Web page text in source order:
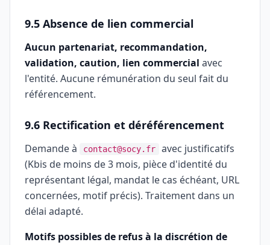
9.5 Absence de lien commercial
Aucun partenariat, recommandation,
validation, caution, lien commercial avec
l'entité. Aucune rémunération du seul fait du
référencement.
9.6 Rectification et déréférencement
Demande à contact@socy.fr
avec justificatifs
(Kbis de moins de 3 mois, pièce d'identité du
représentant légal, mandat le cas échéant, URL
concernées, motif précis). Traitement dans un
délai adapté.
Motifs possibles de refus à la discrétion de